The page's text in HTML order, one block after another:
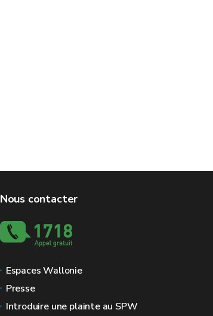
Nous contacter
Espaces Wallonie
Presse
Introduire une plainte au SPW